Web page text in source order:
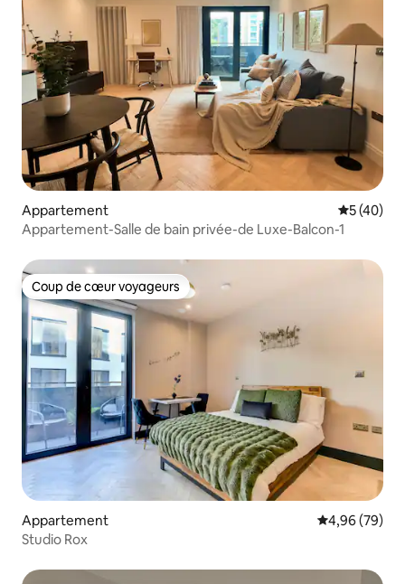
Appartement
5 (40)
Appartement-Salle de bain privée-de Luxe-Balcon-1
Coup de cœur voyageurs
Coup de cœur voyageurs
Appartement Évaluation
4,96 (79)
Studio Rox